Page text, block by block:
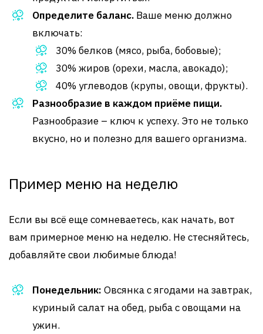
Определите баланс. Ваше меню должно
включать:
30% белков (мясо, рыба, бобовые);
30% жиров (орехи, масла, авокадо);
40% углеводов (крупы, овощи, фрукты).
Разнообразие в каждом приёме пищи.
Разнообразие – ключ к успеху. Это не только
вкусно, но и полезно для вашего организма.
Пример меню на неделю
Если вы всё еще сомневаетесь, как начать, вот
вам примерное меню на неделю. Не стесняйтесь,
добавляйте свои любимые блюда!
Понедельник: Овсянка с ягодами на завтрак,
куриный салат на обед, рыба с овощами на
ужин.